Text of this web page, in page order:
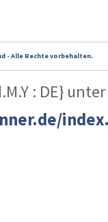
- Alle Rechte vorbehalten.
: DE}